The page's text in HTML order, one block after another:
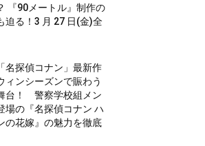
『90メートル』制作の
迫る！3 月 27 日(金)全
名探偵コナン」最新作
ィンシーズンで賑わう
台！ 警察学校組メン
場の『名探偵コナン ハ
の花嫁』の魅力を徹底